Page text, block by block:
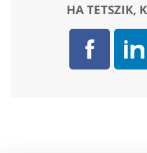
HA TETSZIK,